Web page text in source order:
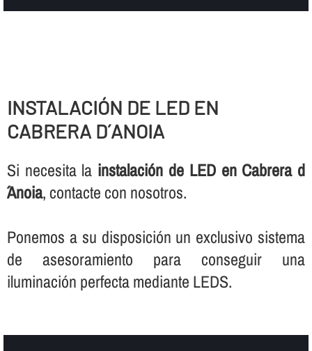
INSTALACIÓN DE LED EN
CABRERA D´ANOIA
Si necesita la instalación de LED en Cabrera d
´Anoia, contacte con nosotros.
Ponemos a su disposición un exclusivo sistema
de asesoramiento para conseguir una
iluminación perfecta mediante LEDS.